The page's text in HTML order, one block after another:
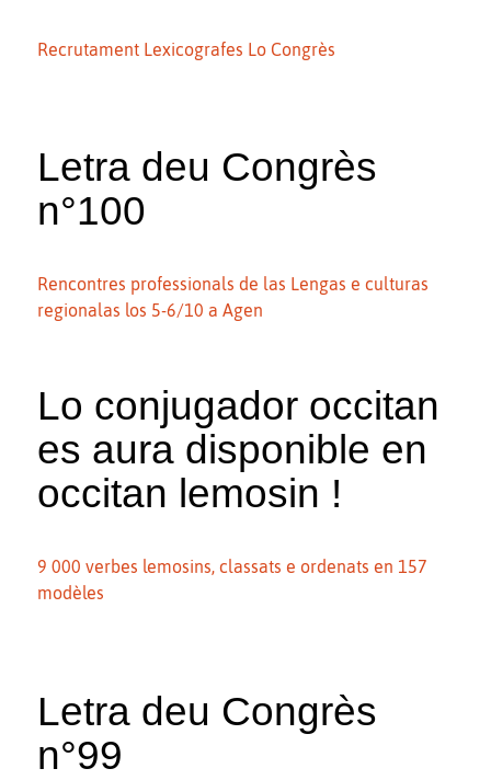
Recrutament Lexicografes Lo Congrès
Letra deu Congrès
n°100
Rencontres professionals de las Lengas e culturas
regionalas los 5-6/10 a Agen
Lo conjugador occitan
es aura disponible en
occitan lemosin !
9 000 verbes lemosins, classats e ordenats en 157
modèles
Letra deu Congrès
n°99